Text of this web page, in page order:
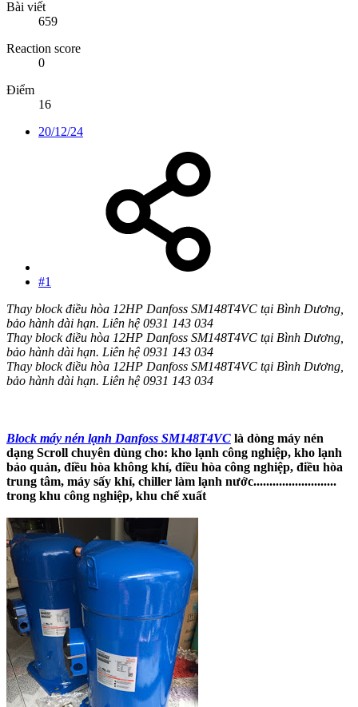
Bài viết
659
Reaction score
0
Điểm
16
20/12/24
#1
Thay block điều hòa 12HP Danfoss SM148T4VC tại Bình Dương,
bảo hành dài hạn. Liên hệ 0931 143 034
Thay block điều hòa 12HP Danfoss SM148T4VC tại Bình Dương,
bảo hành dài hạn. Liên hệ 0931 143 034
Thay block điều hòa 12HP Danfoss SM148T4VC tại Bình Dương,
bảo hành dài hạn. Liên hệ 0931 143 034
Block máy nén lạnh Danfoss SM148T4VC là dòng máy nén
dạng Scroll chuyên dùng cho: kho lạnh công nghiệp, kho lạnh
bảo quản, điều hòa không khí, điều hòa công nghiệp, điều hòa
trung tâm, máy sấy khí, chiller làm lạnh nước..........................
trong khu công nghiệp, khu chế xuất